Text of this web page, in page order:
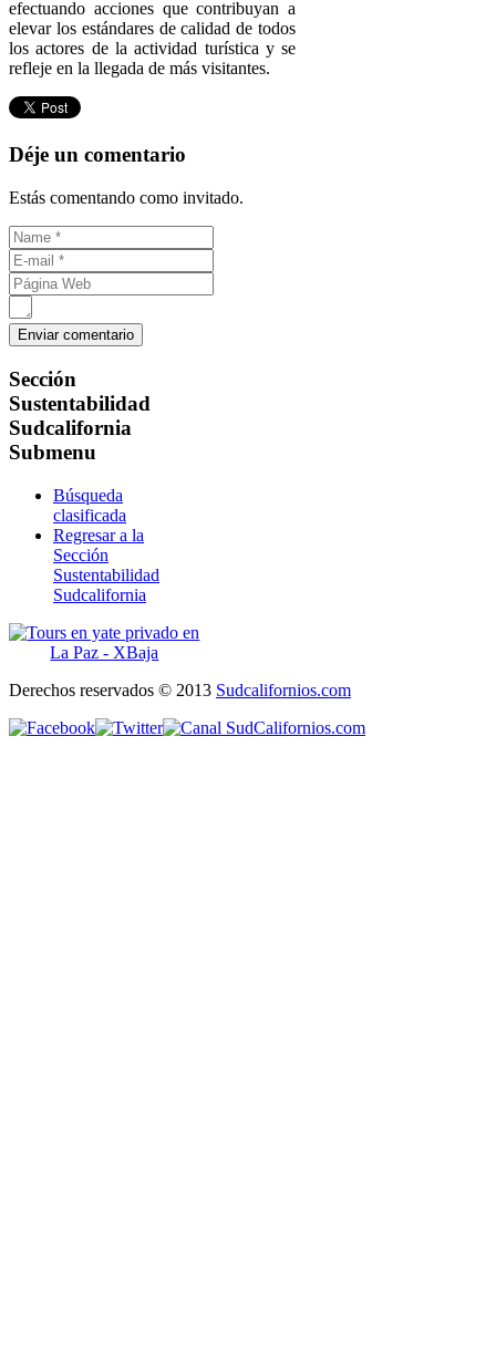
efectuando acciones que contribuyan a
elevar los estándares de calidad de todos
los actores de la actividad turística y se
refleje en la llegada de más visitantes.
Déje un comentario
Estás comentando como invitado.
Sección
Sustentabilidad
Sudcalifornia
Submenu
Búsqueda
clasificada
Regresar a la
Sección
Sustentabilidad
Sudcalifornia
Derechos reservados © 2013 Sudcalifornios.com